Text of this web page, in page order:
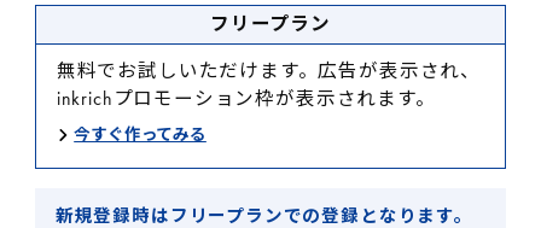
フリープラン
無料でお試しいただけます。広告が表示され、
inkrichプロモーション枠が表示されます。
今すぐ作ってみる
新規登録時はフリープランでの登録となります。